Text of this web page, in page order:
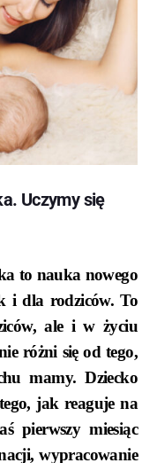
Uczymy się
to nauka nowego
i dla rodziców. To
ale i w życiu
różni się od tego,
mamy. Dziecko
jak reaguje na
pierwszy miesiąc
wypracowanie